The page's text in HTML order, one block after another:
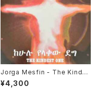
Jorga Mesfin - The Kindes
t One "LP"
¥4,300